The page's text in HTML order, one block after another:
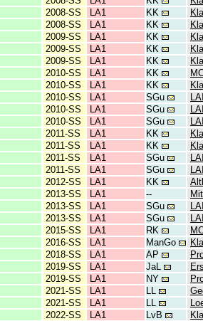
2008-SS LA1 KK
2008-SS LA1 KK
2009-SS LA1 KK
2009-SS LA1 KK
2009-SS LA1 KK
2010-SS LA1 KK
2010-SS LA1 KK
2010-SS LA1 SGu
2010-SS LA1 SGu
2010-SS LA1 SGu
2011-SS LA1 KK
2011-SS LA1 KK
2011-SS LA1 SGu
2011-SS LA1 SGu
2012-SS LA1 KK
2013-SS LA1 --
2013-SS LA1 SGu
2013-SS LA1 SGu
2015-SS LA1 RK
2016-SS LA1 ManGo
2018-SS LA1 AP
2019-SS LA1 JaL
2019-SS LA1 NY
2021-SS LA1
2021-SS LA1
2022-SS LA1 LvB